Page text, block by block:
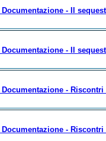
- Il
- Il
-
Documentazione -